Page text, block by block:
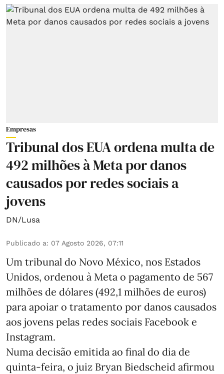
Empresas
Tribunal dos EUA ordena multa de
492 milhões à Meta por danos
causados por redes sociais a
jovens
DN/Lusa
Publicado a: 07 Agosto 2026, 07:11
Um tribunal do Novo México, nos Estados
Unidos, ordenou à Meta o pagamento de 567
milhões de dólares (492,1 milhões de euros)
para apoiar o tratamento por danos causados
aos jovens pelas redes sociais Facebook e
Instagram.
Numa decisão emitida ao final do dia de
quinta-feira, o juiz Bryan Biedscheid afirmou